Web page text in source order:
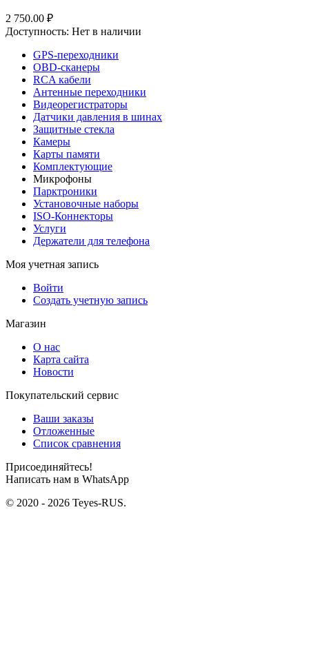
2 750.00 ₽
Доступность: Нет в наличии
GPS-переходники
OBD-сканеры
RCA кабели
Антенные переходники
Видеорегистраторы
Датчики давления в шинах
Защитные стекла
Камеры
Карты памяти
Комплектующие
Микрофоны
Парктроники
Установочные наборы
ISO-Коннекторы
Услуги
Держатели для телефона
Моя учетная запись
Войти
Создать учетную запись
Магазин
О нас
Карта сайта
Новости
Покупательский сервис
Ваши заказы
Отложенные
Список сравнения
Присоединяйтесь!
Написать нам в WhatsApp
© 2020 - 2026 Teyes-RUS.